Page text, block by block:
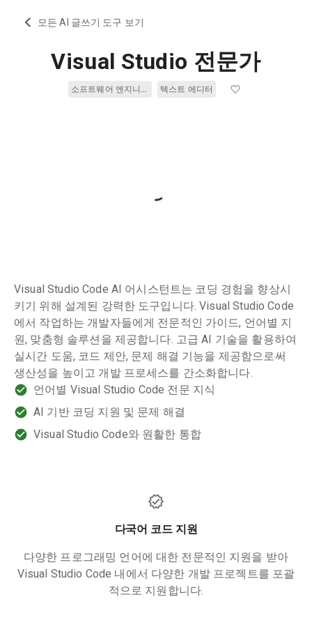
모든 AI 글쓰기 도구 보기
Visual Studio 전문가
소프트웨어 엔지니어링 텍스트 에디터
Visual Studio Code AI 어시스턴트는 코딩 경험을 향상시
키기 위해 설계된 강력한 도구입니다. Visual Studio Code
에서 작업하는 개발자들에게 전문적인 가이드, 언어별 지
원, 맞춤형 솔루션을 제공합니다. 고급 AI 기술을 활용하여
실시간 도움, 코드 제안, 문제 해결 기능을 제공함으로써
생산성을 높이고 개발 프로세스를 간소화합니다.
언어별 Visual Studio Code 전문 지식
AI 기반 코딩 지원 및 문제 해결
Visual Studio Code와 원활한 통합
다국어 코드 지원
다양한 프로그래밍 언어에 대한 전문적인 지원을 받아
Visual Studio Code 내에서 다양한 개발 프로젝트를 포괄
적으로 지원합니다.